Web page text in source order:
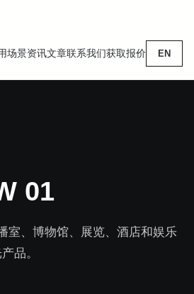
场景资讯文章联系我们获取报价 EN
01
室、博物馆、展览、酒店和娱乐
品。